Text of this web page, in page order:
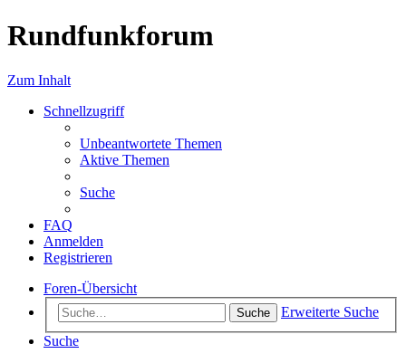
Rundfunkforum
Zum Inhalt
Schnellzugriff
Unbeantwortete Themen
Aktive Themen
Suche
FAQ
Anmelden
Registrieren
Foren-Übersicht
Suche
Erweiterte Suche
Suche